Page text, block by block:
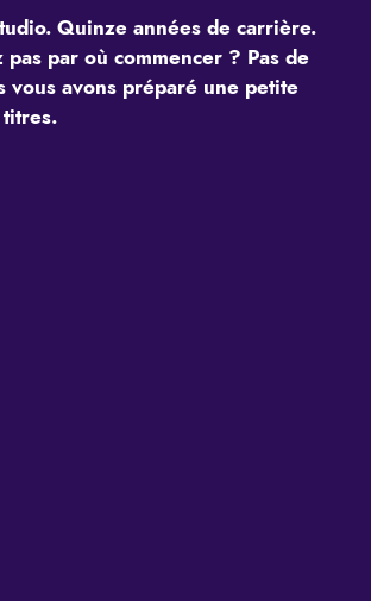
Quinze années de carrière.
pas par où commencer ? Pas de
vous avons préparé une petite